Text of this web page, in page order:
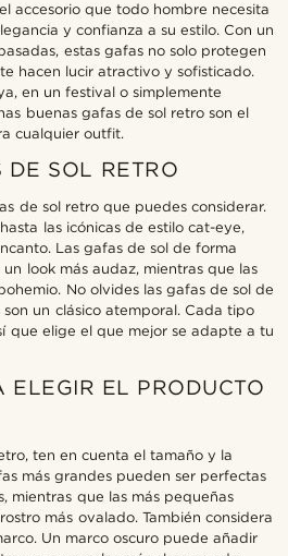
accesorio que todo hombre necesita
y confianza a su estilo. Con un
estas gafas no solo protegen
hacen lucir atractivo y sofisticado.
en un festival o simplemente
buenas gafas de sol retro son el
cualquier outfit.
DE SOL RETRO
de sol retro que puedes considerar.
las icónicas de estilo cat-eye,
Las gafas de sol de forma
look más audaz, mientras que las
No olvides las gafas de sol de
un clásico atemporal. Cada tipo
que elige el que mejor se adapte a tu
ELEGIR EL PRODUCTO
ten en cuenta el tamaño y la
más grandes pueden ser perfectas
mientras que las más pequeñas
más ovalado. También considera
Un marco oscuro puede añadir